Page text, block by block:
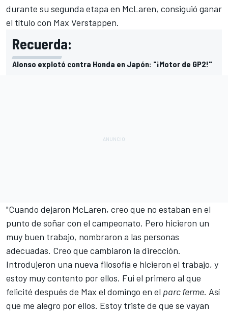
durante su segunda etapa en McLaren, consiguió ganar
el título con Max Verstappen.
Recuerda:
Alonso explotó contra Honda en Japón: "¡Motor de GP2!"
"Cuando dejaron McLaren, creo que no estaban en el
punto de soñar con el campeonato. Pero hicieron un
muy buen trabajo, nombraron a las personas
adecuadas. Creo que cambiaron la dirección.
Introdujeron una nueva filosofía e hicieron el trabajo, y
estoy muy contento por ellos. Fui el primero al que
felicité después de Max el domingo en el parc ferme. Así
que me alegro por ellos. Estoy triste de que se vayan